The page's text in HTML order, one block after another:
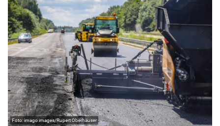
imago images/Rupert Oberhäuser